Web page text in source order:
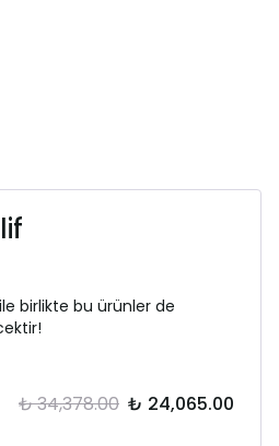
birlikte bu ürünler de
₺ 34,378.00 ₺ 24,065.00